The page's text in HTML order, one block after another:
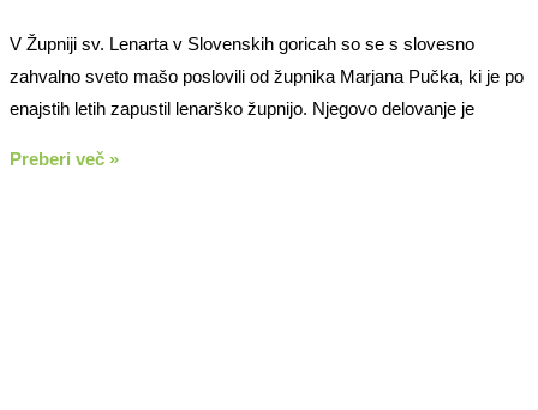
V Župniji sv. Lenarta v Slovenskih goricah so se s slovesno
zahvalno sveto mašo poslovili od župnika Marjana Pučka, ki je po
enajstih letih zapustil lenarško župnijo. Njegovo delovanje je
Preberi več »